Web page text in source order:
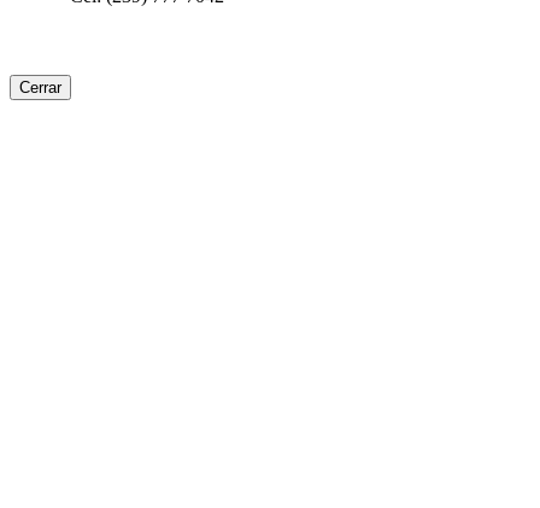
Cerrar